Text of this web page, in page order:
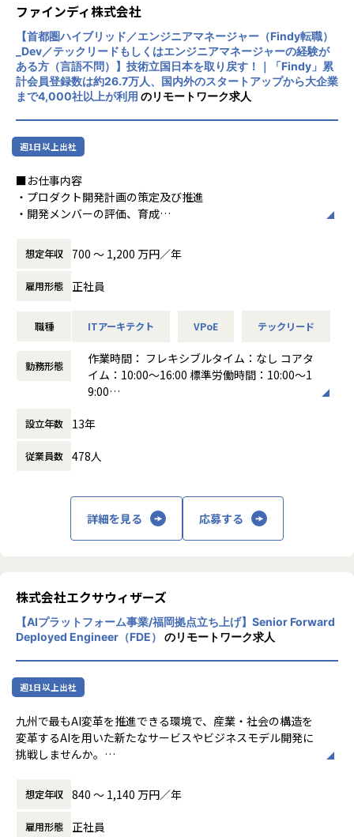
■ミッション
ABEJAはテクノロジーの力で産業構造の変革を実現するため
に、日本を代表するエンタープライズ企業のDXを支援してお
ります。テクノロジーの力を使った業務効率化・売上向上・
コスト削減の並走だけでなく、ときには業務提携といった資
ント/エンタープライズアーキテクト」として、複数社の超大
手企業とのDX / 新規事業開発プロジェクトのデリバリーを担
っていただくポジションです。いずれもクライアントのカウ
となる最高難易度の案件です。通常案件とは異なり、ときに
はクライアントに兼務出向し「クライアント側組織の人・内
部の人」として上流の戦略策定から具体的な実装＝ソフトウ
ェア・プロダクト実装までをリードします。
ABEJAのCEO室は「①ABEJAにとっての先行事例（成功事
例）の創出」と「②全社で再現可能な実用書づくり＝成功事
例の共通化やノウハウ化の実施」を推進しています。
を実現するメンバーを特命ポジションとして募集いたしま
1988年生まれ。愛知県名古屋市出身。名古屋大学経済学部在
籍時にVOYAGEGROUP名古屋ラボの立ち上げに参画し、事業
責任者としてスマートフォン関連の新規事業開発に従事。20
12年に新規事業立ち上げのコンサルティングを得意とするプ
月に株式会社ABEJAに参画。同年9月に取締役に就任。CO
SEAN事業・組織を統括、SOMPOホールディングス株式会社
との資本業務提携、ヒューリック株式会社との資本業務提携
などを推進。CEO室長を経て、2023年11月より現職。
【業務の変更の範囲】
プロダクト開発部では、生成AIに関する議論が活発に行われ
で、アウトプットを1.5倍に向上させた実績があります。
■ Findy Team+（https://findy-team.io/）について
思決定支援、開発チームのAI共創、
エンジニアのアウトカム志向推進を通じて、組織全体の価値
最大化を目指すプロダクトです。
生成AIの普及によって開発スピードは格段に向上し、これま
で以上に多くのプロダクトを市場に送り出せるようになりま
く、“数×質”の掛け合わせです。
発現場にとどまらず、経営を含めたモノづくり全体の最適化
が不可欠であり、開発プロセスの重要性はますます高まって
います。
こうした時代の変化に応えるべく、モノづくりの企画をサポ
組織の生成AI活用状況を分析する『Findy AI+』をリリース
私たちファインディは、「挑戦するエンジニアのプラットフ
ォームをつくる。」というビジョンのもと、
ITエンジニア領域における個人と組織、双方の課題解決に取
現在は、
・IT/Webエンジニア向け転職サービス「Findy」（https://fi
ndy-code.io/）
・ハイスキルなフリーランスエンジニア紹介サービス「Find
・経営と開発現場をつなぐAI戦略支援SaaS「Findy Team+」
・開発ツールのレビューサイト「Findy Tools」（https://fin
dy-tools.io/）
・テックカンファレンスのプラットフォーム「Findy Confer
といった5つのサービスを展開し、サービスの累計会員登録
数は約26.7万人、国内外のスタートアップから大企業まで4,0
00社以上に利用されています。
ファインディ株式会社
【首都圏ハイブリッド／エンジニアマネージャー（Findy転職）
_Dev／テックリードもしくはエンジニアマネージャーの経験が
ある方（言語不問）】技術立国日本を取り戻す！｜「Findy」累
計会員登録数は約26.7万人、国内外のスタートアップから大企業
まで4,000社以上が利用 のリモートワーク求人
週1日以上出社
■お仕事内容
・プロダクト開発計画の策定及び推進
・開発メンバーの評価、育成
■募集背景と実現したい事
IT企業に限らず多くの企業で開発ニーズが急拡大する一方、
またエンジニアの力も最大限活用されているかと言われれ
しょうか。
その中で現在、Findyのユーザー数は前年比200%の勢いで成
「エンジニアの市場価値を上げるサービスになる」、「スキ
た期待の声をたくさん頂戴してきました。
その声をはより多く反映させ、エンジニアと組織のマッチン
グの機会を更に増やし、デジタル社会の発展を加速させてい
きたいと考えています。
■[Findy] ( https://findy-code.io/ )
ンジニアのキャリア支援プラットフォームです。
GitHub連携やブログなどのアウトプットで開発スキルや発信
力をスキル偏差値として見える化。偏差値に基づく年収予測
機能で、職種や経験年数を考慮した個人の市場価値を可視化
します。
ーザーのキャリアを最大化することを目的としたユーザーサ
クセス面談など、テックとヒューマニティの両面からエンジ
ニアの挑戦をサポートしています。
大手からスタートアップまで幅広い支援を実現し、急成長中
想定年収 700 〜 1,200 万円／年
雇用形態 正社員
職種 ITアーキテクト VPoE テックリード
勤務形態
作業時間： フレキシブルタイム：なし コアタ
イム：10:00〜16:00 標準労働時間：10:00～1
9:00
時間外労働の有無： 有（月平均10時間～30
休憩時間： 60分
設立年数 13年
従業員数 478人
詳細を見る 応募する
株式会社エクサウィザーズ
【AIプラットフォーム事業/福岡拠点立ち上げ】Senior Forward
Deployed Engineer（FDE）
のリモートワーク求人
週1日以上出社
九州で最もAI変革を推進できる環境で、産業・社会の構造を
変革するAIを用いた新たなサービスやビジネスモデル開発に
挑戦しませんか。
■お仕事内容
九州拠点のエンジニアリングを統括するポジションです。エ
ンタープライズ向けAIプラットフォーム「exaBase Studio」
想定年収 840 〜 1,140 万円／年
雇用形態 正社員